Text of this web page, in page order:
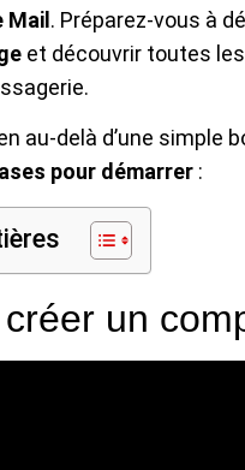
Mail . Préparez-vous à
et découvrir toutes
au-delà d’une simple
pour démarrer :
un